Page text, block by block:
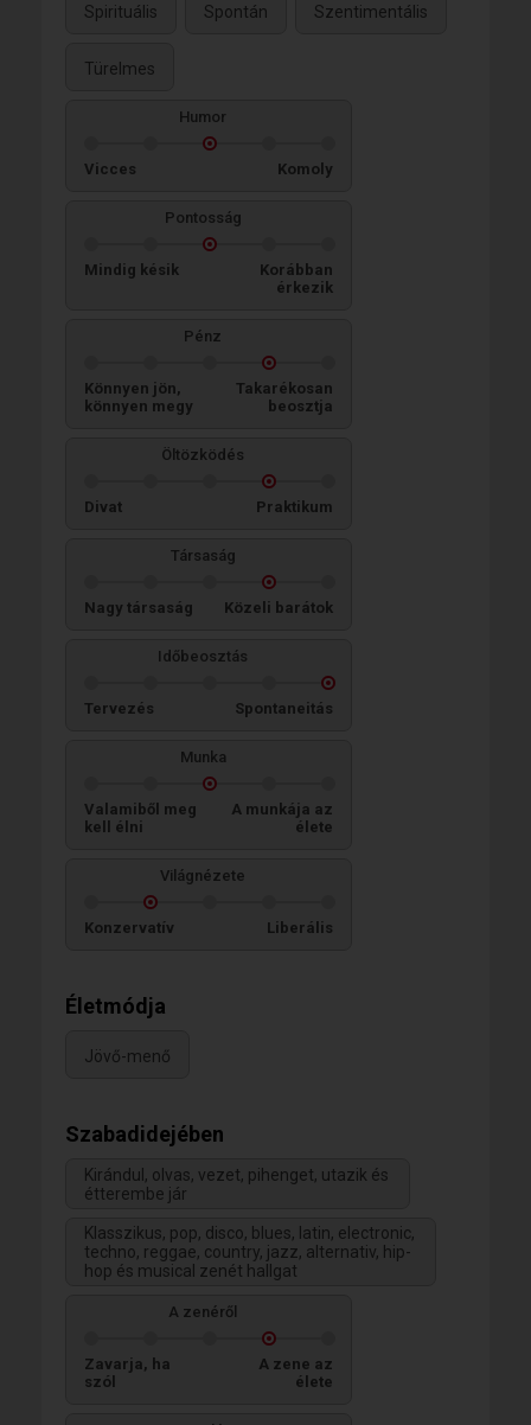
Spirituális Spontán Szentimentális
Türelmes
Humor
Vicces Komoly
Pontosság
Mindig késik
Korábban
érkezik
Pénz
Könnyen jön,
könnyen megy
Takarékosan
beosztja
Öltözködés
Divat Praktikum
Társaság
Nagy társaság Közeli barátok
Időbeosztás
Tervezés Spontaneitás
Munka
Valamiből meg
kell élni
A munkája az
élete
Világnézete
Konzervatív Liberális
Életmódja
Jövő-menő
Szabadidejében
Kirándul, olvas, vezet, pihenget, utazik és
étterembe jár
Klasszikus, pop, disco, blues, latin, electronic,
techno, reggae, country, jazz, alternativ, hip-
hop és musical zenét hallgat
A zenéről
Zavarja, ha
szól
A zene az
élete